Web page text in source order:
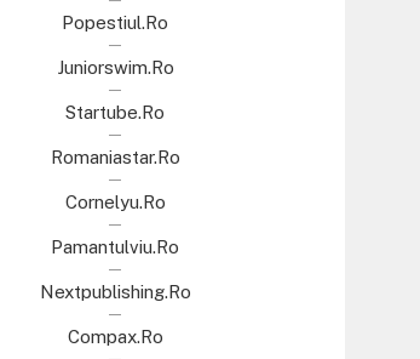
Popestiul.ro
Juniorswim.ro
Startube.ro
Romaniastar.ro
Cornelyu.ro
Pamantulviu.ro
Nextpublishing.ro
Compax.ro